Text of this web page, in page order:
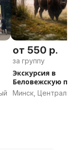
от 550 р.
за группу
Экскурсия в
Беловежскую
с трансфером
Минска
Минск,